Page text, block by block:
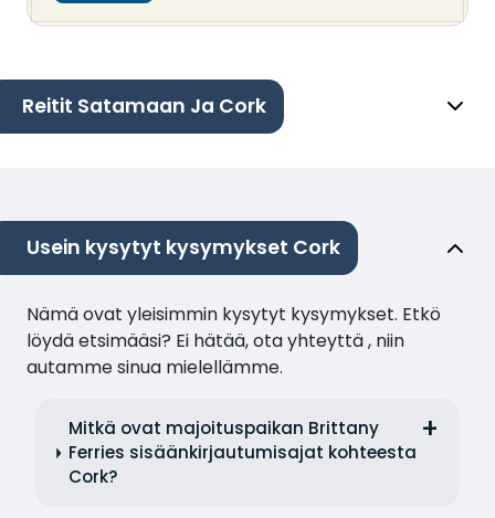
Reitit Satamaan Ja Cork
Usein kysytyt kysymykset Cork
Nämä ovat yleisimmin kysytyt kysymykset. Etkö
löydä etsimääsi? Ei hätää, ota yhteyttä , niin
autamme sinua mielellämme.
Mitkä ovat majoituspaikan Brittany
Ferries sisäänkirjautumisajat kohteesta
Cork?